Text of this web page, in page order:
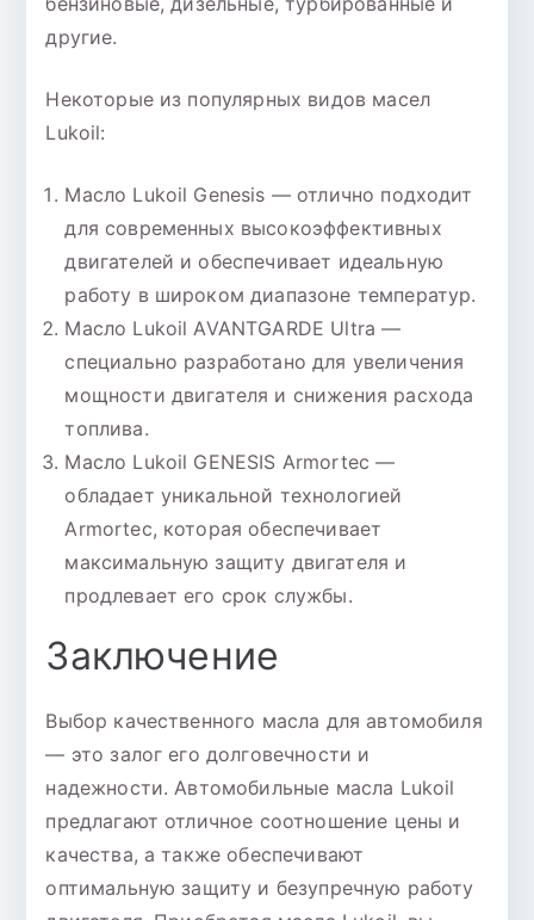
другие.
Некоторые из популярных видов масел
Lukoil:
Масло Lukoil Genesis — отлично подходит
для современных высокоэффективных
двигателей и обеспечивает идеальную
работу в широком диапазоне температур.
Масло Lukoil AVANTGARDE Ultra —
специально разработано для увеличения
мощности двигателя и снижения расхода
топлива.
Масло Lukoil GENESIS Armortec —
обладает уникальной технологией
Armortec, которая обеспечивает
максимальную защиту двигателя и
продлевает его срок службы.
Заключение
Выбор качественного масла для автомобиля
— это залог его долговечности и
надежности. Автомобильные масла Lukoil
предлагают отличное соотношение цены и
качества, а также обеспечивают
оптимальную защиту и безупречную работу